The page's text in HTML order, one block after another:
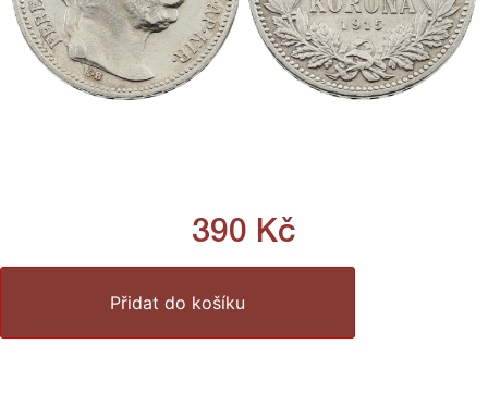
390 Kč
Přidat do košíku